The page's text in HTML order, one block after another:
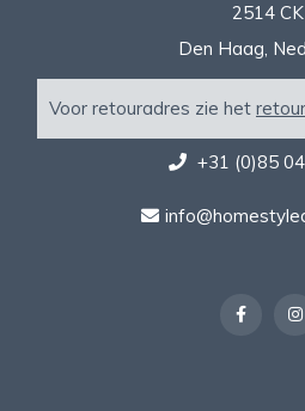
2514 CK
Den Haag,
Voor retouradres zie het
+31 (0)85